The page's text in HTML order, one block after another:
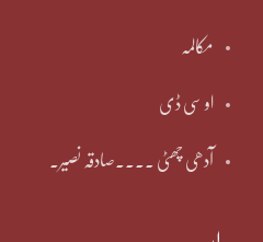
مکالمہ
او سی ڈی
آدھی چھٹی ۔۔۔۔صادقہ نصیر۔